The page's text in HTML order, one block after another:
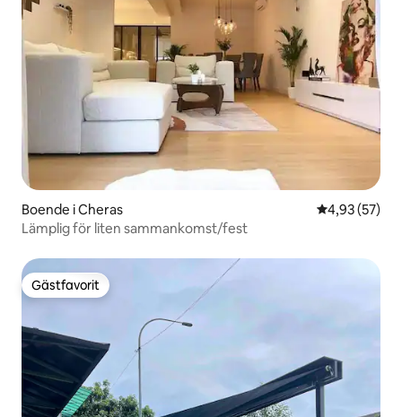
Boende i Cheras 4,93 av 5 i
4,93 (57)
Lämplig för liten sammankomst/fest
Gästfavorit
Gästfavorit